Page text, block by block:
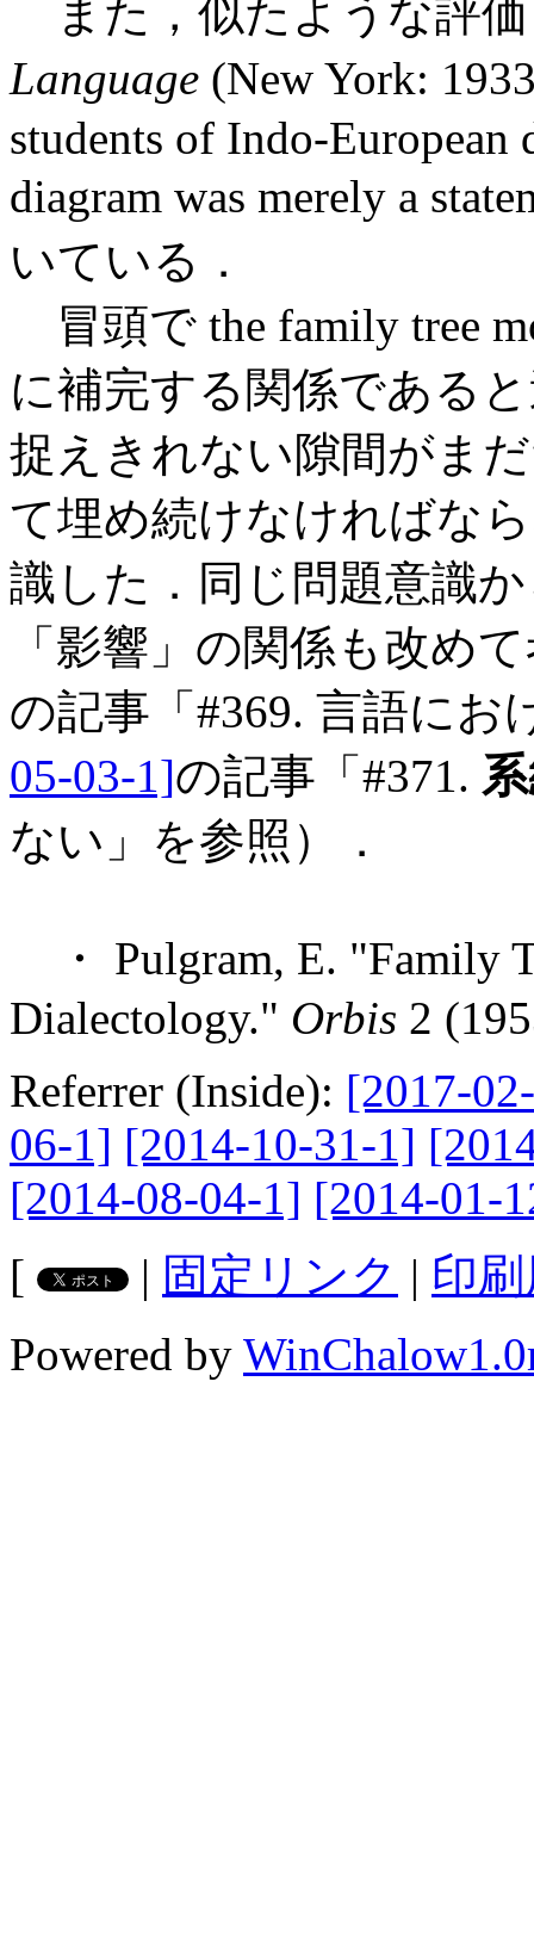
また，似たような評
Language (New York:
students of Indo-
diagram was merely a
いている．
冒頭で the family tree
に補完する関係である
捉えきれない隙間がま
て埋め続けなければな
識した．同じ問題意識
「影響」の関係も改め
の記事「#369. 言語にお
05-03-1]の記事「#371.
ない」を参照）．
・ Pulgram, E. "Family
Dialectology." Orbis 2
Referrer (Inside): [2017-
06-1] [2014-10-31-1]
[2014-08-04-1] [2014-01-
[
| 固定リンク | 印
Powered by